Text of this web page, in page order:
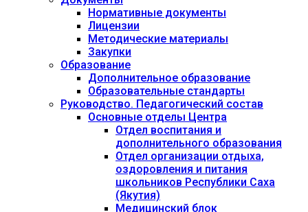
Нормативные документы
Лицензии
Методические материалы
Закупки
Образование
Дополнительное образование
Образовательные стандарты
Руководство. Педагогический состав
Основные отделы Центра
Отдел воспитания и
дополнительного образования
Отдел организации отдыха,
оздоровления и питания
школьников Республики Саха
(Якутия)
Медицинский блок